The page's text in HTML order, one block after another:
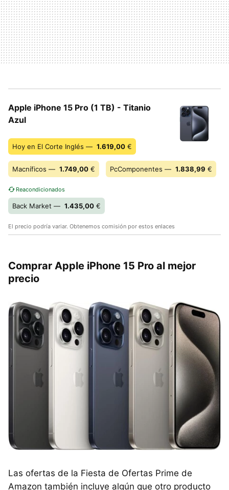
Apple iPhone 15 Pro (1 TB) - Titanio
Azul
Hoy en El Corte Inglés — 1.619,00 €
Macníficos — 1.749,00 € PcComponentes — 1.838,99 €
Reacondicionados
Back Market — 1.435,00 €
El precio podría variar. Obtenemos comisión por estos enlaces
Comprar Apple iPhone 15 Pro al mejor
precio
Las ofertas de la Fiesta de Ofertas Prime de
Amazon también incluye algún que otro producto